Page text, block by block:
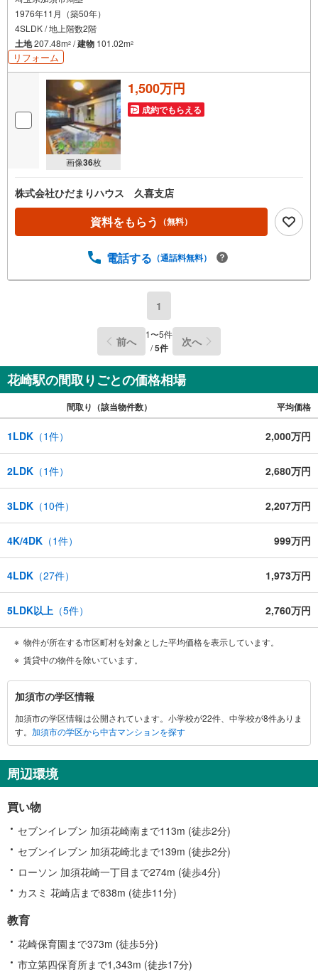
1976年11月（築50年）
4SLDK / 地上階数2階
土地207.48m2 /建物 101.02m2
リフォーム
画像36枚
1,500万円
成約でもらえる
株式会社ひだまりハウス 久喜支店
資料をもらう （無料）
電話する （通話料無料）
1
前へ 1〜5件
/5件 次へ
花崎駅の間取りごとの価格相場
間取り（該当物件数） 平均価格
1LDK （1件） 2,000万円
2LDK （1件） 2,680万円
3LDK （10件） 2,207万円
4K/4DK （1件） 999万円
4LDK （27件） 1,973万円
5LDK以上 （5件） 2,760万円
物件が所在する市区町村を対象とした平均価格を表示しています。
賃貸中の物件を除いています。
加
須
市
に
す
る
報
加須市の学区情報
加須市の学区情報は公開されています。小学校が22件、中学校が8件ありま
す。 加須市の学区から中古マンションを探す
周辺環境
買い物
セブンイレブン 加須花崎南まで113m (徒歩2分)
セブンイレブン 加須花崎北まで139m (徒歩2分)
ローソン 加須花崎一丁目まで274m (徒歩4分)
カスミ 花崎店まで838m (徒歩11分)
教育
花崎保育園まで373m (徒歩5分)
市立第四保育所まで1,343m (徒歩17分)